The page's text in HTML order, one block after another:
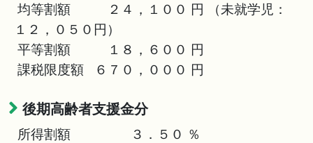
均等割額 ２４，１００ 円 （未就学児：
１２，０５０円）
平等割額 １８，６００ 円
課税限度額 ６７０，０００ 円
後期高齢者支援金分
所得割額 ３．５０ ％